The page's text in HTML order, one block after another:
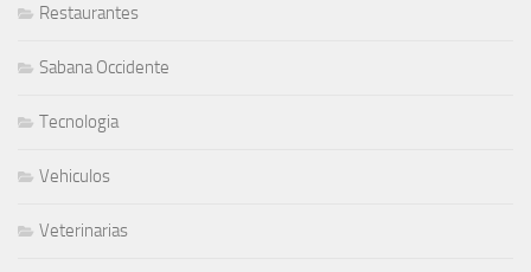
Restaurantes
Sabana Occidente
Tecnologia
Vehiculos
Veterinarias